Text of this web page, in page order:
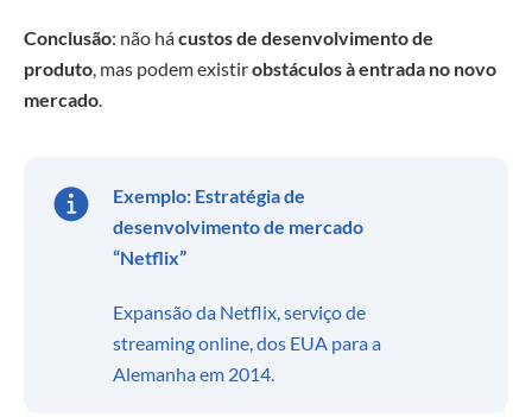
Conclusão: não hácustos de desenvolvimento de
produto, mas podem existirobstáculos à entrada no novo
mercado.
Exemplo: Estratégia de
desenvolvimento de mercado
“Netflix”
Expansão da Netflix, serviço de
streaming online, dos EUA para a
Alemanha em 2014.